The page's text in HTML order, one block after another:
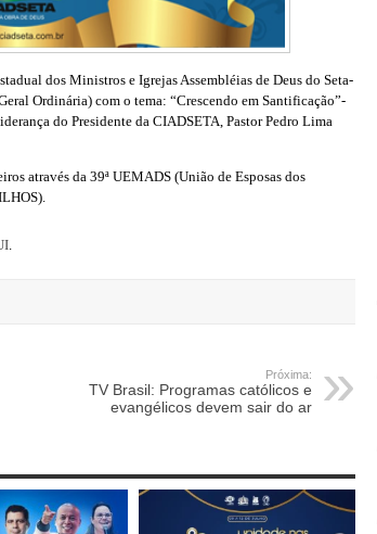
dos Ministros e Igrejas Assembléias de Deus do Seta-
Ordinária) com o tema: “Crescendo em Santificação”-
do Presidente da CIADSETA, Pastor Pedro Lima
através da 39ª UEMADS (União de Esposas dos
.
Próxima:
TV Brasil: Programas católicos e
evangélicos devem sair do ar